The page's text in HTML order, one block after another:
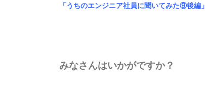
「うちのエンジニア社員に聞いてみた⑨後編」
みなさんはいかがですか？